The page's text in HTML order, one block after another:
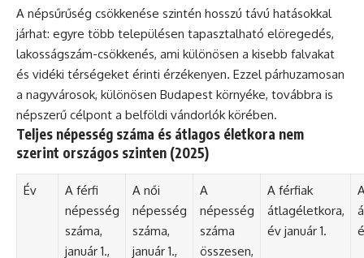
A népsűrűség csökkenése szintén hosszú távú hatásokkal
járhat: egyre több településen tapasztalható elöregedés,
lakosságszám-csökkenés, ami különösen a kisebb falvakat
és vidéki térségeket érinti érzékenyen. Ezzel párhuzamosan
a nagyvárosok, különösen Budapest környéke, továbbra is
népszerű célpont a belföldi vándorlók körében.
Teljes népesség száma és átlagos életkora nem
szerint országos szinten (2025)
Év
A férfi
népesség
száma,
január 1.,
A női
népesség
száma,
január 1.,
A
népesség
száma
összesen,
A férfiak
átlagéletkora,
év január 1.